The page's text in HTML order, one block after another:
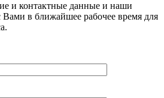
и контактные данные и наши
Вами в ближайшее рабочее время для